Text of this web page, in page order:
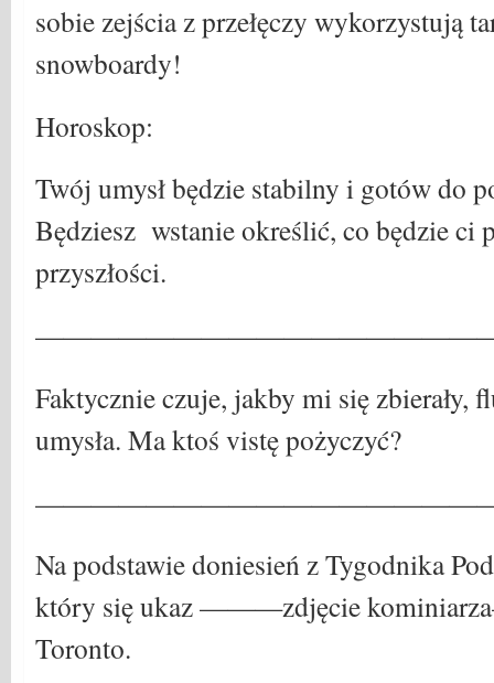
sobie zejścia z przełęczy wykorzystują
snowboardy!
Horoskop:
Twój umysł będzie stabilny i gotów do
Będziesz wstanie określić, co będzie ci
przyszłości.
Faktycznie czuje, jakby mi się zbierały,
umysła. Ma ktoś vistę pożyczyć?
Na podstawie doniesień z Tygodnika
który się ukaz ———zdjęcie
Toronto.